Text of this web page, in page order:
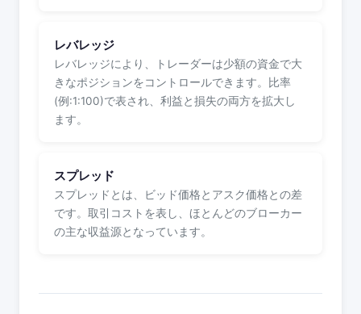
レバレッジ
レバレッジにより、トレーダーは少額の資金で大
きなポジションをコントロールできます。比率
(例:1:100)で表され、利益と損失の両方を拡大し
ます。
スプレッド
スプレッドとは、ビッド価格とアスク価格との差
です。取引コストを表し、ほとんどのブローカー
の主な収益源となっています。